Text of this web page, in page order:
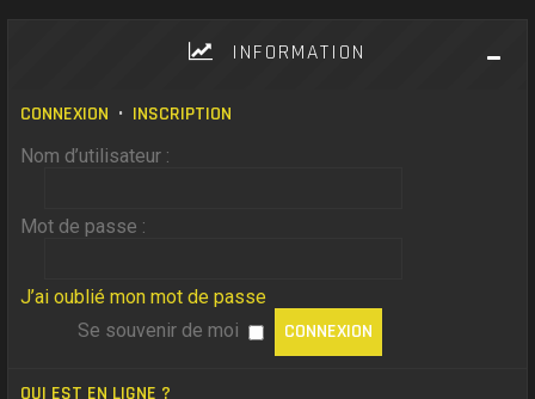
INFORMATION
CONNEXION • INSCRIPTION
Nom d’utilisateur :
Mot de passe :
J’ai oublié mon mot de passe
Se souvenir de moi
QUI EST EN LIGNE ?